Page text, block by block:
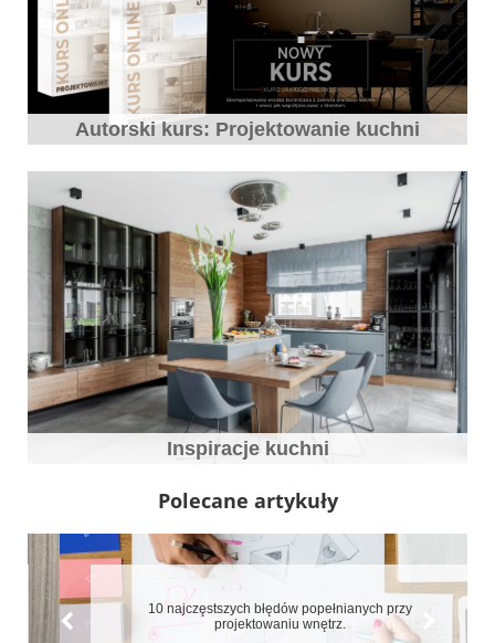
Autorski kurs: Projektowanie kuchni
Inspiracje kuchni
Polecane artykuły
10 najczęstszych błędów popełnianych przy
projektowaniu wnętrz.